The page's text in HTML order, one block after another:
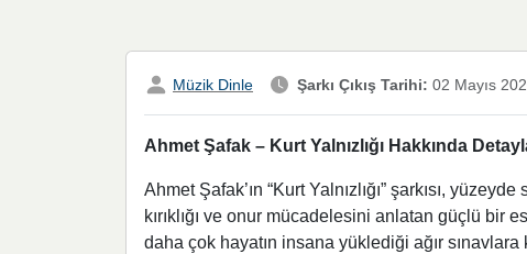
Müzik Dinle Şarkı Çıkış Tarihi: 02 Mayıs
Ahmet Şafak – Kurt Yalnızlığı Hakkında
Ahmet Şafak’ın “Kurt Yalnızlığı” şarkısı,
kırıklığı ve onur mücadelesini anlatan güçlü bir
daha çok hayatın insana yüklediği ağır